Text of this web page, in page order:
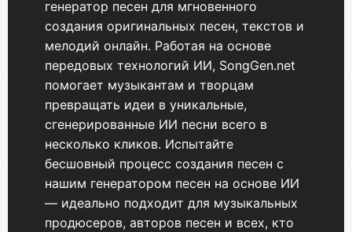
генератор песен для мгновенного
создания оригинальных песен, текстов и
мелодий онлайн. Работая на основе
передовых технологий ИИ, SongGen.net
помогает музыкантам и творцам
превращать идеи в уникальные,
сгенерированные ИИ песни всего в
несколько кликов. Испытайте
бесшовный процесс создания песен с
нашим генератором песен на основе ИИ
— идеально подходит для музыкальных
продюсеров, авторов песен и всех, кто